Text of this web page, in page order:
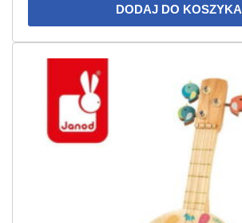
DODAJ DO KOSZYKA